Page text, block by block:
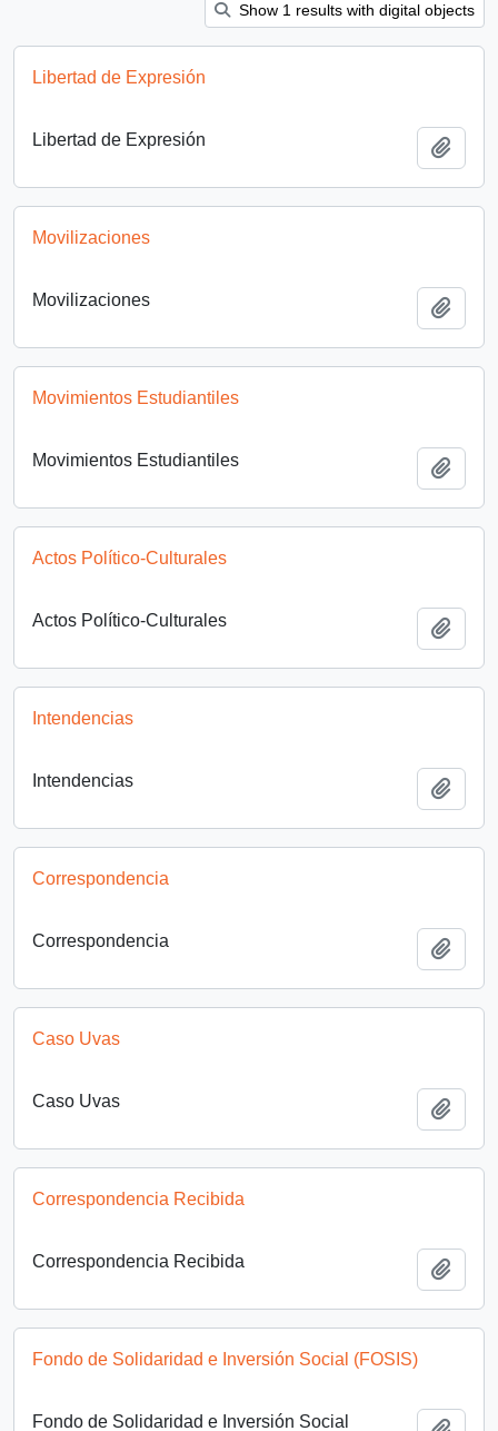
Show 1 results with digital objects
Libertad de Expresión
Libertad de Expresión
Movilizaciones
Movilizaciones
Movimientos Estudiantiles
Movimientos Estudiantiles
Actos Político-Culturales
Actos Político-Culturales
Intendencias
Intendencias
Correspondencia
Correspondencia
Caso Uvas
Caso Uvas
Correspondencia Recibida
Correspondencia Recibida
Fondo de Solidaridad e Inversión Social (FOSIS)
Fondo de Solidaridad e Inversión Social